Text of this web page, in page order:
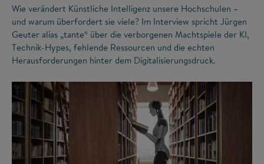
Wie verändert Künstliche Intelligenz unsere Hochschulen –
und warum überfordert sie viele? Im Interview spricht Jürgen
Geuter alias „tante“ über die verborgenen Machtspiele der KI,
Technik-Hypes, fehlende Ressourcen und die echten
Herausforderungen hinter dem Digitalisierungsdruck.